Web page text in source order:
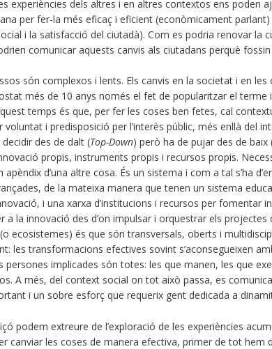
experiències dels altres i en altres contextos ens poden
per fer-la més eficaç i eficient (econòmicament
i la satisfacció del ciutadà). Com es podria renovar la
comunicar aquests canvis als ciutadans perquè
són complexos i lents. Els canvis en la societat i en
més de 10 anys només el fet de popularitzar el terme
temps és que, per fer les coses ben fetes, cal
voluntat i predisposició per l’interès públic, més enllà del
des de dalt (Top-Down) però ha de pujar des de baix
propis, instruments propis i recursos propis.
d’una altre cosa. És un sistema i com a tal s’ha
de la mateixa manera que tenen un sistema
i una xarxa d’institucions i recursos per fomentar
a la innovació des d’on impulsar i orquestrar els projectes
ecosistemes) és que són transversals, oberts i
les transformacions efectives sovint s’aconsegueixen
persones implicades són totes: les que manen, les que
A més, del context social on tot això passa, es
i un sobre esforç que requerix gent dedicada a
podem extreure de l’exploració de les experiències
canviar les coses de manera efectiva, primer de tot hem